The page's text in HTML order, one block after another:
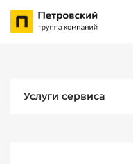
Услуги сервиса